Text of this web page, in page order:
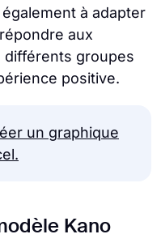
à adapter
aux
groupes
positive.
un graphique
Kano